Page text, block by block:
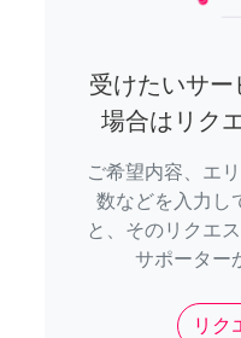
受けたいサ
場合はリク
ご希望内容、エ
数などを入力し
と、そのリクエ
サポーター
リク